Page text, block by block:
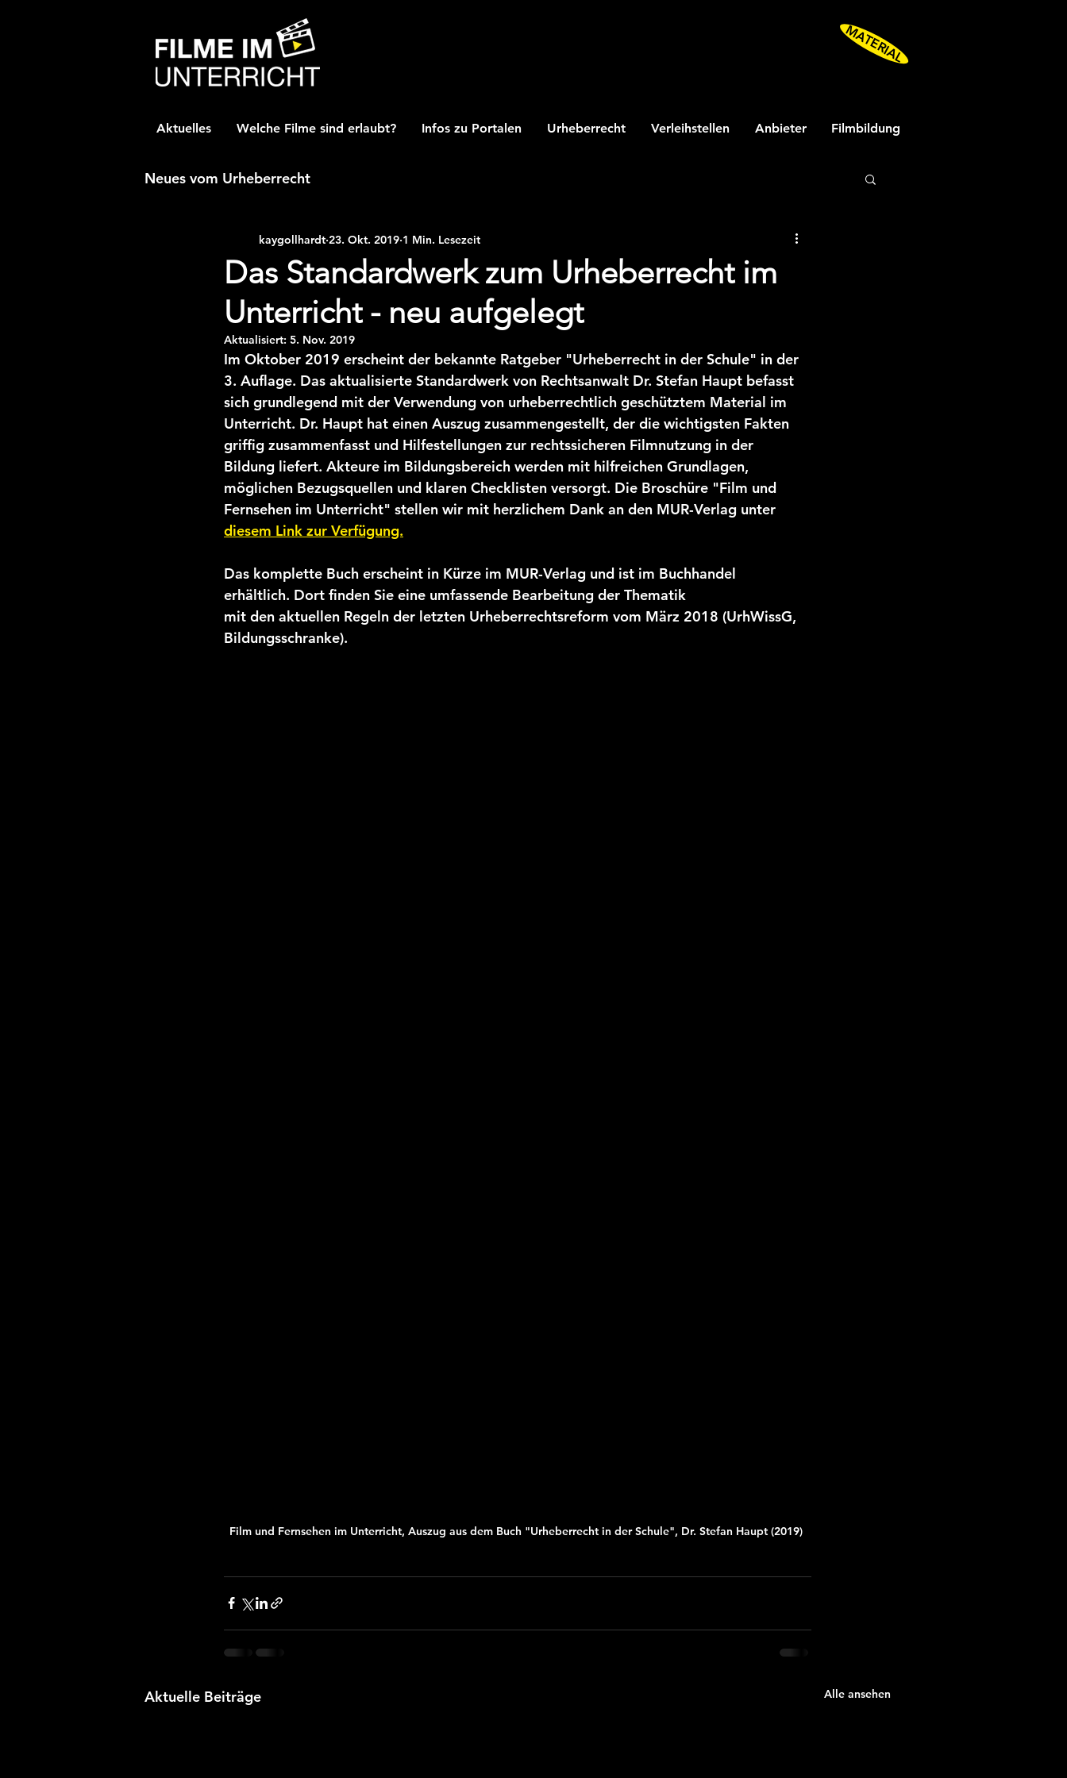
MATERIAL
Aktuelles Welche Filme sind erlaubt? Infos zu Portalen Urheberrecht Verleihstellen Anbieter Filmbildung
Neues vom Urheberrecht
Das Standardwerk zum Urheberrecht im
Unterricht - neu aufgelegt
kaygollhardt 23. Okt. 2019 1 Min. Lesezeit
Aktualisiert: 5. Nov. 2019
Im Oktober 2019 erscheint der bekannte Ratgeber "Urheberrecht in der Schule" in der
3. Auflage. Das aktualisierte Standardwerk von Rechtsanwalt Dr. Stefan Haupt befasst
sich grundlegend mit der Verwendung von urheberrechtlich geschütztem Material im
Unterricht. Dr. Haupt hat einen Auszug zusammengestellt, der die wichtigsten Fakten
griffig zusammenfasst und Hilfestellungen zur rechtssicheren Filmnutzung in der
Bildung liefert. Akteure im Bildungsbereich werden mit hilfreichen Grundlagen,
möglichen Bezugsquellen und klaren Checklisten versorgt. Die Broschüre "Film und
Fernsehen im Unterricht" stellen wir mit herzlichem Dank an den MUR-Verlag unter
diesem Link zur Verfügung.
Das komplette Buch erscheint in Kürze im MUR-Verlag und ist im Buchhandel
erhältlich. Dort finden Sie eine umfassende Bearbeitung der Thematik
mit den aktuellen Regeln der letzten Urheberrechtsreform vom März 2018 (UrhWissG,
Bildungsschranke).
Film und Fernsehen im Unterricht, Auszug aus dem Buch "Urheberrecht in der Schule", Dr. Stefan Haupt (2019)
Aktuelle Beiträge Alle ansehen